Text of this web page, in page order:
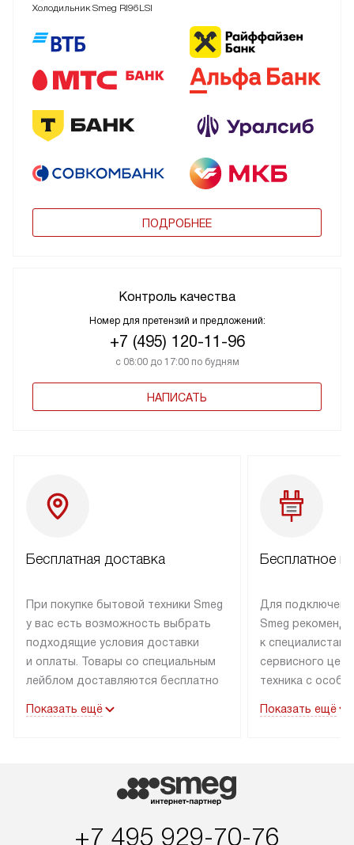
Холодильник Smeg RI96LSI
ПОДРОБНЕЕ
Контроль качества
Номер для претензий и предложений:
+7 (495) 120-11-96
с 08:00 до 17:00 по будням
НАПИСАТЬ
Бесплатная доставка
При покупке бытовой техники Smeg
у вас есть возможность выбрать
подходящие условия доставки
и оплаты. Товары со специальным
лейблом доставляются бесплатно
до подъезда. Доставка за пределы
маркировку «в наличии», может
быть отправлен покупателю
в Санкт-Петербург и другие
Показать ещё
Бесплатное
Для
Smeg
к специалистам
сервисного
техника с
коммуникациям.
подключения к
Показать ещё
+7 495 929-70-76